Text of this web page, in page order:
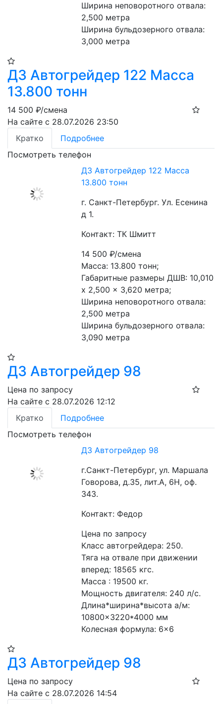
Ширина неповоротного отвала:
2,500 метра
Ширина бульдозерного отвала:
3,000 метра
ДЗ Автогрейдер 122 Масса
13.800 тонн
14 500 ₽/смена
На сайте с 28.07.2026 23:50
Кратко
Подробнее
Посмотреть телефон
ДЗ Автогрейдер 122 Масса
13.800 тонн
г. Санкт-Петербург. Ул. Есенина
д 1.
Контакт: ТК Шмитт
14 500₽/смена
Масса: 13.800 тонн;
Габаритные размеры ДШВ: 10,010
x 2,500 x 3,620 метра;
Ширина неповоротного отвала:
2,500 метра
Ширина бульдозерного отвала:
3,090 метра
ДЗ Автогрейдер 98
Цена по запросу
На сайте с 28.07.2026 12:12
Кратко
Подробнее
Посмотреть телефон
ДЗ Автогрейдер 98
г.Санкт-Петербург, ул. Маршала
Говорова, д.35, лит.А, 6Н, оф.
343.
Контакт: Федор
Цена по запросу
Класс автогрейдера: 250.
Тяга на отвале при движении
вперед: 18565 кгс.
Масса : 19500 кг.
Мощность двигателя: 240 л/с.
Длина*ширина*высота а/м:
10800×3220*4000 мм
Колесная формула: 6×6
ДЗ Автогрейдер 98
Цена по запросу
На сайте с 28.07.2026 14:54